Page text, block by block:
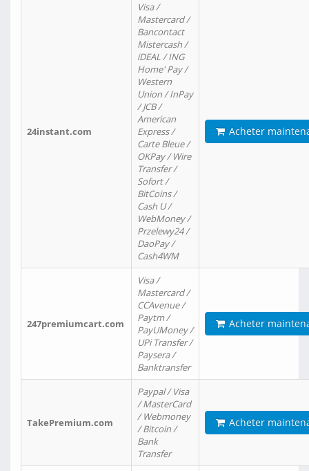
24instant.com
Visa /
Mastercard /
Bancontact
Mistercash /
iDEAL / ING
Home' Pay /
Western
Union / InPay
/ JCB /
American
Express /
Carte Bleue /
OKPay / Wire
Transfer /
Sofort /
BitCoins /
Cash U /
WebMoney /
Przelewy24 /
DaoPay /
Cash4WM
Acheter
247premiumcart.com
Visa /
Mastercard /
CCAvenue /
Paytm /
PayUMoney /
UPi Transfer /
Paysera /
Banktransfer
Acheter
TakePremium.com
Paypal / Visa
/ MasterCard
/ Webmoney
/ Bitcoin /
Bank
Transfer
Acheter